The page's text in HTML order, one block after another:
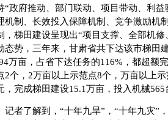
“政府推动、部门联动、项目带动、利
机制、长效投入保障机制、竞争激励机
，梯田建设呈现出“项目支撑、全部机
态势，三年来，甘肃省共下达该市梯田
万亩，占省下达任务的116%，都超额
2个，2万亩以上示范点8个，万亩以上
，完成梯田建设15.1万亩，投入机械565
了解到，“十年九旱”，“十年九灾”